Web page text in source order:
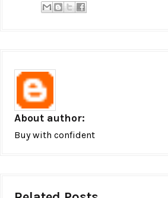
About author:
Buy with confident